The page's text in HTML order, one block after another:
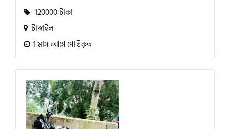
120000 টাকা
টাঙ্গাইল
1 মাস আগে পোস্টকৃত